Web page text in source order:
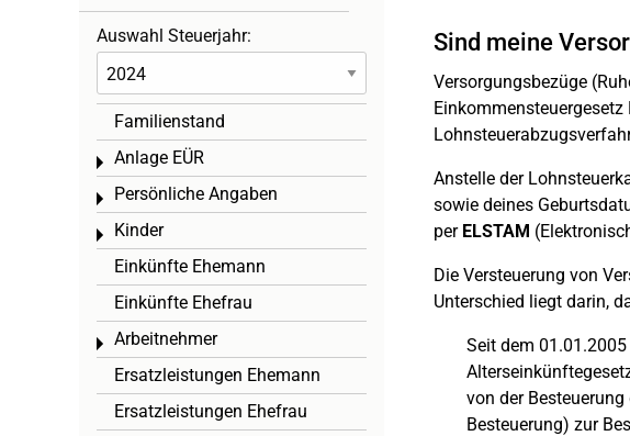
Sind meine
Versorgungsbezüge
Anstelle der
sowie deines
per ELSTAM
Die Versteuerung von
Unterschied liegt darin,
Seit dem
von der
Besteuerung) zur
Auswahl Steuerjahr:
Familienstand
Anlage EÜR
Toggle menu
Persönliche Angaben
Toggle menu
Kinder
Toggle menu
Einkünfte Ehemann
Einkünfte Ehefrau
Arbeitnehmer
Toggle menu
Ersatzleistungen Ehemann
Ersatzleistungen Ehefrau